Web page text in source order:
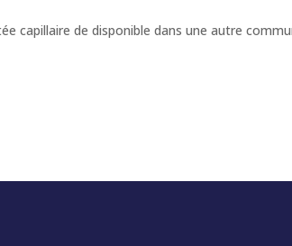
capillaire de disponible dans une autre